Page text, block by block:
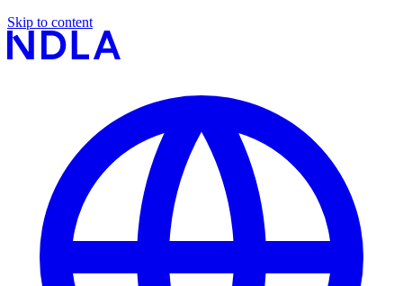
Skip to content